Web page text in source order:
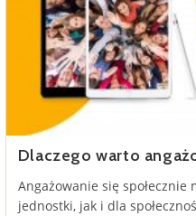
Dlaczego warto
Angażowanie się
jednostki, jak i dla